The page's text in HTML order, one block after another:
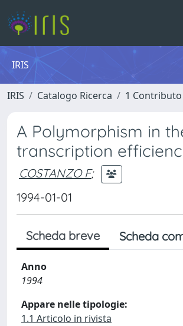
IRIS
IRIS Catalogo Ricerca 1 Contributo
A Polymorphism in
transcription
COSTANZO F;
1994-01-01
Scheda breve Scheda
Anno
1994
Appare nelle tipologie:
1.1 Articolo in rivista